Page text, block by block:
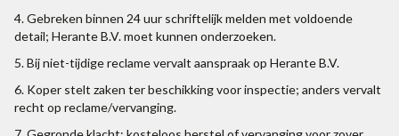
4. Gebreken binnen 24 uur schriftelijk melden met voldoende
detail; Herante B.V. moet kunnen onderzoeken.
5. Bij niet-tijdige reclame vervalt aanspraak op Herante B.V.
6. Koper stelt zaken ter beschikking voor inspectie; anders vervalt
recht op reclame/vervanging.